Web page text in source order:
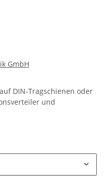
GmbH
DIN-Tragschienen oder
und